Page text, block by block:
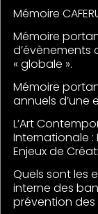
Mémoire
Mémoire
« globale ».
Mémoire
annuels d’une
L’Art
Internationale :
Enjeux de
Quels sont les
interne des
prévention des